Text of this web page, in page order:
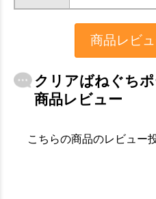
商品レビ
クリアばねぐち
商品レビュー
こちらの商品のレビュー